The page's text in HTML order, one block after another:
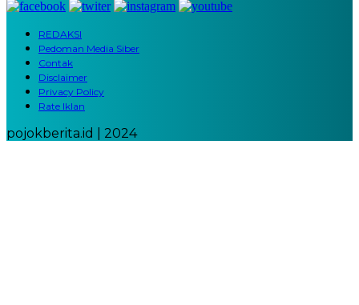
REDAKSI
Pedoman Media Siber
Contak
Disclaimer
Privacy Policy
Rate Iklan
pojokberita.id | 2024